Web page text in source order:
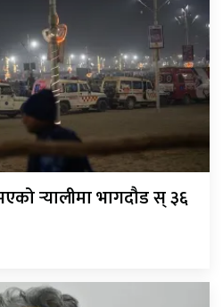
र्‍यालीमा भागदौड स् ३६